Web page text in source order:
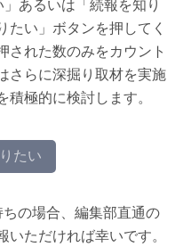
たい」ボタンを押してく
された数のみをカウント
さらに深掘り取材を実施
極的に検討します。
たい
の場合、編集部直通の
ただければ幸いです。